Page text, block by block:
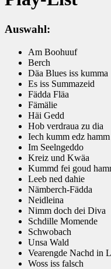
Auswahl:
Am Boohuuf
Berch
Däa Blues iss kumma
Es iss Summazeid
Fädda Fläa
Fämälie
Häi Gedd
Hob verdraua zu dia
Iech kumm edz hamm
Im Seelngeddo
Kreiz und Kwäa
Kummd fei goud
Leeb ned dahie
Nämberch-Fädda
Neidleina
Nimm doch dei Diva
Schdille Momende
Schwobach
Unsa Wald
Vearengde Nachd in
Woss iss falsch